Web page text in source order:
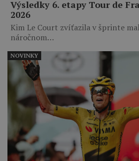
Výsledky 6. etapy Tour de
2026
Kim Le Court zvíťazila v šprinte
náročnom…
NOVINKY